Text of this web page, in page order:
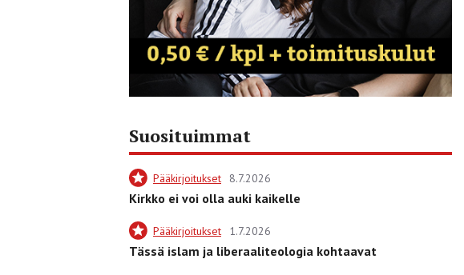
Suosituimmat
Pääkirjoitukset 8.7.2026
Kirkko ei voi olla auki kaikelle
Pääkirjoitukset 1.7.2026
Tässä islam ja liberaaliteologia kohtaavat